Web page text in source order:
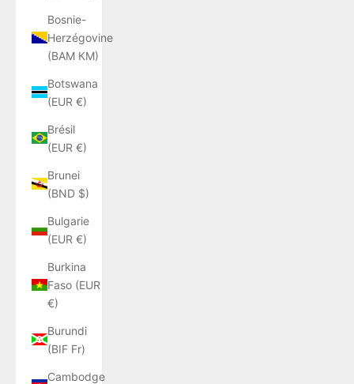
Bosnie-
Herzégovine
(BAM КМ)
Botswana
(EUR €)
Brésil
(EUR €)
Brunei
(BND $)
Bulgarie
(EUR €)
Burkina
Faso (EUR
€)
Burundi
(BIF Fr)
Cambodge